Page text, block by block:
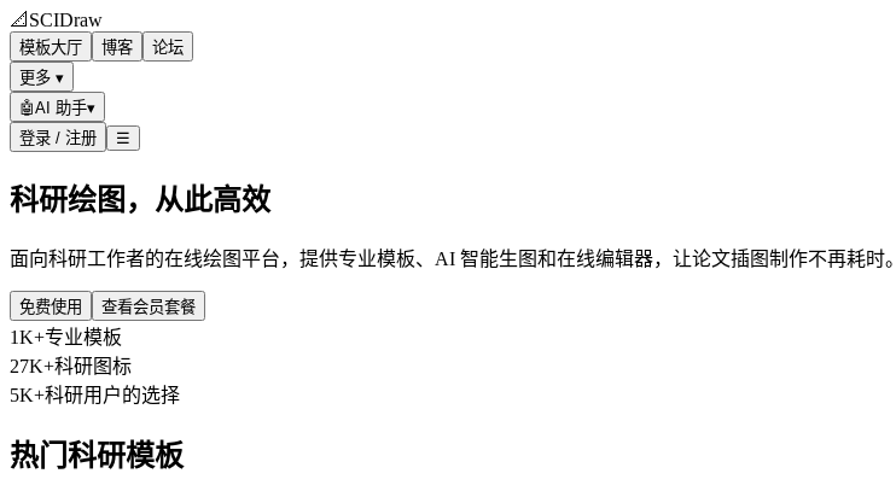
📐 SCIDraw
模板大厅 博客
论坛
更多 ▾
🤖AI 助手▾
登录 / 注册
☰
科研绘图，从此高效
面向科研工作者的在线绘图平台，提供专业模板、AI 智能生图和在线编辑器，让论文插图制作不再耗时。
免费使用 查看会员套餐
1K+专业模板
27K+科研图标
5K+科研用户的选择
热门科研模板